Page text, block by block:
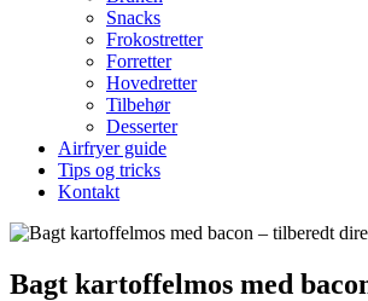
Snacks
Frokostretter
Forretter
Hovedretter
Tilbehør
Desserter
Airfryer guide
Tips og tricks
Kontakt
Bagt kartoffelmos med